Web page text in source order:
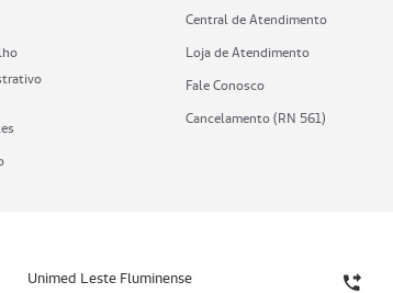
Central de Atendimento
Loja de Atendimento
Fale Conosco
Cancelamento (RN 561)
Unimed Leste Fluminense